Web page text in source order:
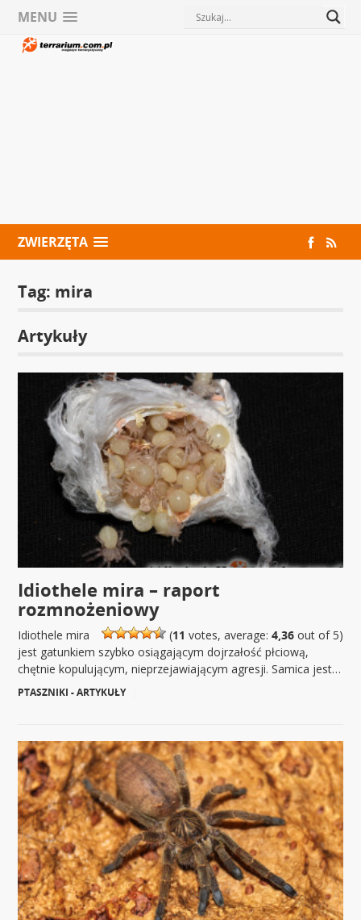
MENU
ZWIERZĘTA
Tag: mira
Artykuły
Idiothele mira – raport
rozmnożeniowy
(11 votes, average: 4,36out of 5)
Idiothele mira
jest gatunkiem szybko osiągającym dojrzałość płciową,
chętnie kopulującym, nieprzejawiającym agresji. Samica jest…
PTASZNIKI - ARTYKUŁY